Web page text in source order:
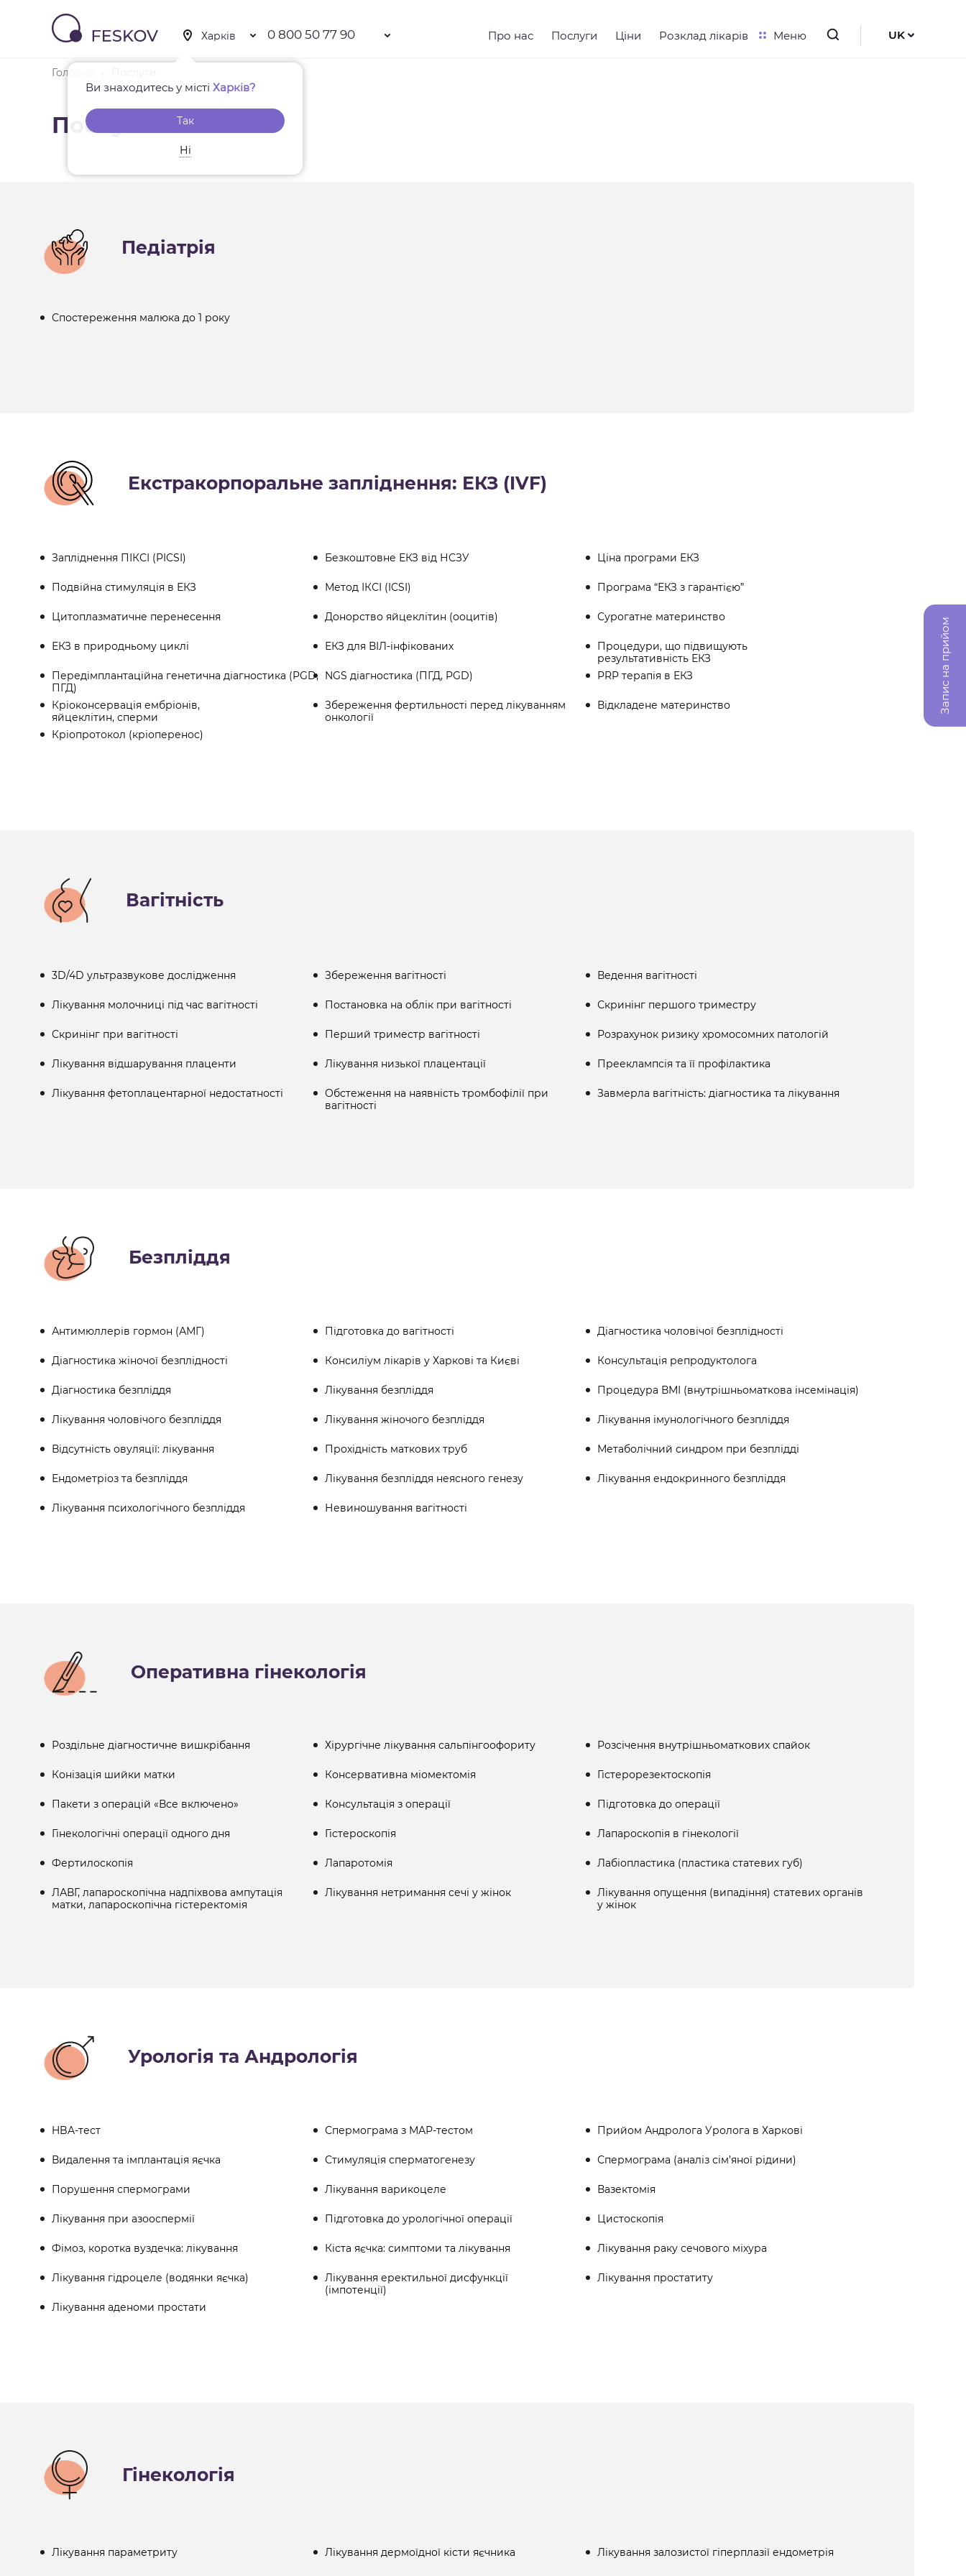
Ви знаходитесь у містіХарків?
Так
Ні
0 800 50 77 90 Про нас Послуги Ціни Розклад лікарів Меню
UK
Головна
Послуги
Педіатрія
Спостереження малюка до 1 року
Екстракорпоральне запліднення: ЕКЗ (IVF)
Запліднення ПІКСІ (PICSI) Безкоштовне ЕКЗ від НСЗУ Ціна програми ЕКЗ
Подвійна стимуляція в ЕКЗ Метод ІКСІ (ICSI) Програма “ЕКЗ з гарантією”
Цитоплазматичне перенесення Донорство яйцеклітин (ооцитів) Сурогатне материнство
ЕКЗ в природньому циклі ЕКЗ для ВІЛ-інфікованих
Процедури, що підвищують
результативність ЕКЗ
Передімплантаційна генетична діагностика (PGD,
ПГД)
NGS діагностика (ПГД, PGD) PRP терапія в ЕКЗ
Кріоконсервація ембріонів,
яйцеклітин, сперми
Збереження фертильності перед лікуванням
онкології
Відкладене материнство
Кріопротокол (кріоперенос)
Вагітність
3D/4D ультразвукове дослідження Збереження вагітності Ведення вагітності
Лікування молочниці під час вагітності Постановка на облік при вагітності Скринінг першого триместру
Скринінг при вагітності Перший триместр вагітності Розрахунок ризику хромосомних патологій
Лікування відшарування плаценти Лікування низької плацентації Прееклампсія та її профілактика
Лікування фетоплацентарної недостатності
Обстеження на наявність тромбофілії при
вагітності
Завмерла вагітність: діагностика та лікування
Безпліддя
Антимюллерів гормон (АМГ) Підготовка до вагітності Діагностика чоловічої безплідності
Діагностика жіночої безплідності Консиліум лікарів у Харкові та Києві Консультація репродуктолога
Діагностика безпліддя Лікування безпліддя Процедура ВМІ (внутрішньоматкова інсемінація)
Лікування чоловічого безпліддя Лікування жіночого безпліддя Лікування імунологічного безпліддя
Відсутність овуляції: лікування Прохідність маткових труб Метаболічний синдром при безплідді
Ендометріоз та безпліддя Лікування безпліддя неясного генезу Лікування ендокринного безпліддя
Лікування психологічного безпліддя Невиношування вагітності
Оперативна гінекологія
Роздільне діагностичне вишкрібання Хірургічне лікування сальпінгоофориту Розсічення внутрішньоматкових спайок
Конізація шийки матки Консервативна міомектомія Гістерорезектоскопія
Пакети з операцій «Все включено» Консультація з операції Підготовка до операції
Гінекологічні операції одного дня Гістероскопія Лапароскопія в гінекології
Фертилоскопія Лапаротомія Лабіопластика (пластика статевих губ)
ЛАВГ, лапароскопічна надпіхвова ампутація
матки, лапароскопічна гістеректомія
Лікування нетримання сечі у жінок
Лікування опущення (випадіння) статевих органів
у жінок
Урологія та Андрологія
HBA-тест Спермограма з МАР-тестом Прийом Андролога Уролога в Харкові
Видалення та імплантація яєчка Стимуляція сперматогенезу Спермограма (аналіз сім’яної рідини)
Порушення спермограми Лікування варикоцеле Вазектомія
Лікування при азооспермії Підготовка до урологічної операції Цистоскопія
Фімоз, коротка вуздечка: лікування Кіста яєчка: симптоми та лікування Лікування раку сечового міхура
Лікування гідроцеле (водянки яєчка)
Лікування еректильної дисфункції
(імпотенції)
Лікування простатиту
Лікування аденоми простати
Гінекологія
Лікування параметриту Лікування дермоїдної кісти яєчника Лікування залозистої гіперплазії ендометрія
Запис на прийом